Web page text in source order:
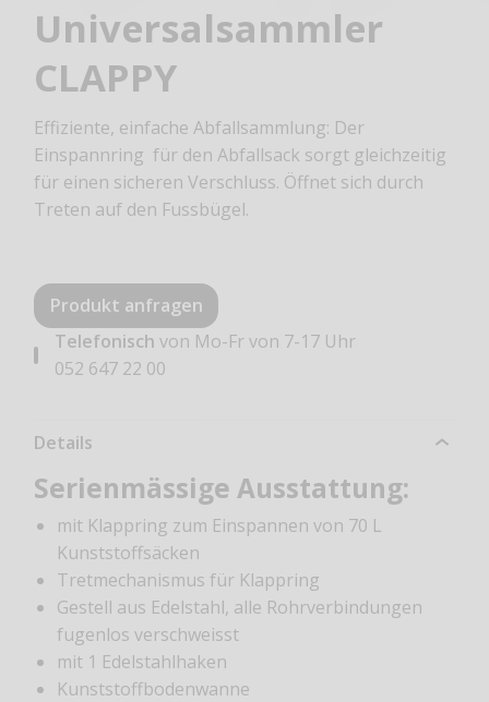
Universalsammler
CLAPPY
Effiziente, einfache Abfallsammlung: Der
Einspannring für den Abfallsack sorgt gleichzeitig
für einen sicheren Verschluss. Öffnet sich durch
Treten auf den Fussbügel.
Produkt anfragen
Telefonisch von Mo-Fr von 7-17 Uhr
052 647 22 00
Details
Serienmässige Ausstattung:
mit Klappring zum Einspannen von 70 L
Kunststoffsäcken
Tretmechanismus für Klappring
Gestell aus Edelstahl, alle Rohrverbindungen
fugenlos verschweisst
mit 1 Edelstahlhaken
Kunststoffbodenwanne